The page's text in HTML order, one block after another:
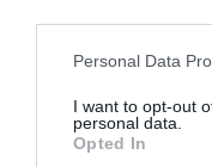
Please note that this
not limited to your
grant or deny consent
use your data for
Personal Data
I want to opt-out
personal data.
Opted In
gyerekük született,